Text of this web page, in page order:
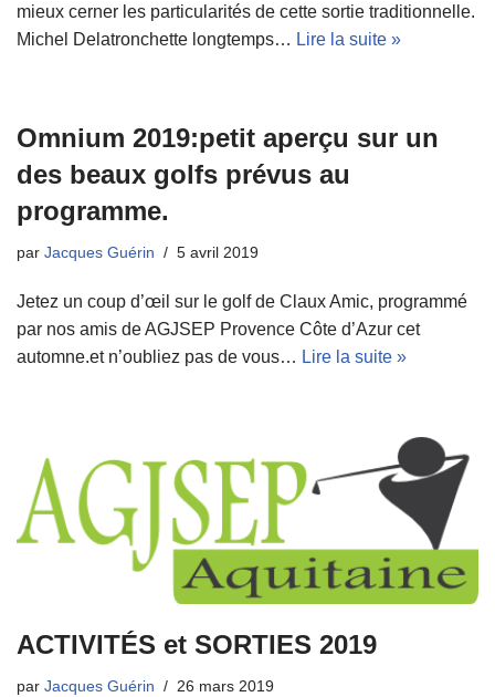
mieux cerner les particularités de cette sortie traditionnelle.
Michel Delatronchette longtemps… Lire la suite »
Omnium 2019:petit aperçu sur un
des beaux golfs prévus au
programme.
par Jacques Guérin 5 avril 2019
Jetez un coup d’œil sur le golf de Claux Amic, programmé
par nos amis de AGJSEP Provence Côte d’Azur cet
automne.et n’oubliez pas de vous… Lire la suite »
ACTIVITÉS et SORTIES 2019
par Jacques Guérin 26 mars 2019